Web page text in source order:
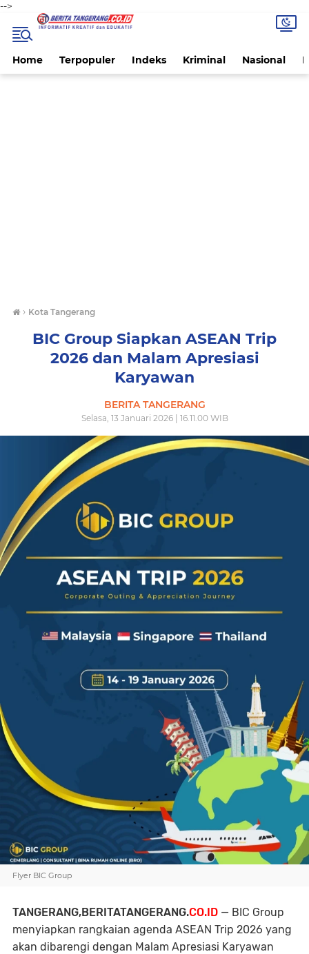
-->
Home Terpopuler Indeks Kriminal Nasional
› Kota Tangerang
BIC Group Siapkan ASEAN Trip
2026 dan Malam Apresiasi
Karyawan
BERITA TANGERANG
Selasa, 13 Januari 2026 | 16.11.00 WIB
Flyer BIC Group
TANGERANG,BERITATANGERANG.CO.ID — BIC Group
menyiapkan rangkaian agenda ASEAN Trip 2026 yang
akan dibarengi dengan Malam Apresiasi Karyawan